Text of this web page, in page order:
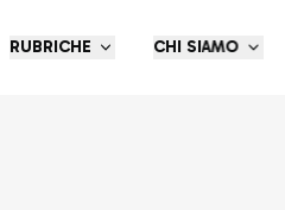
RUBRICHE CHI SIAMO